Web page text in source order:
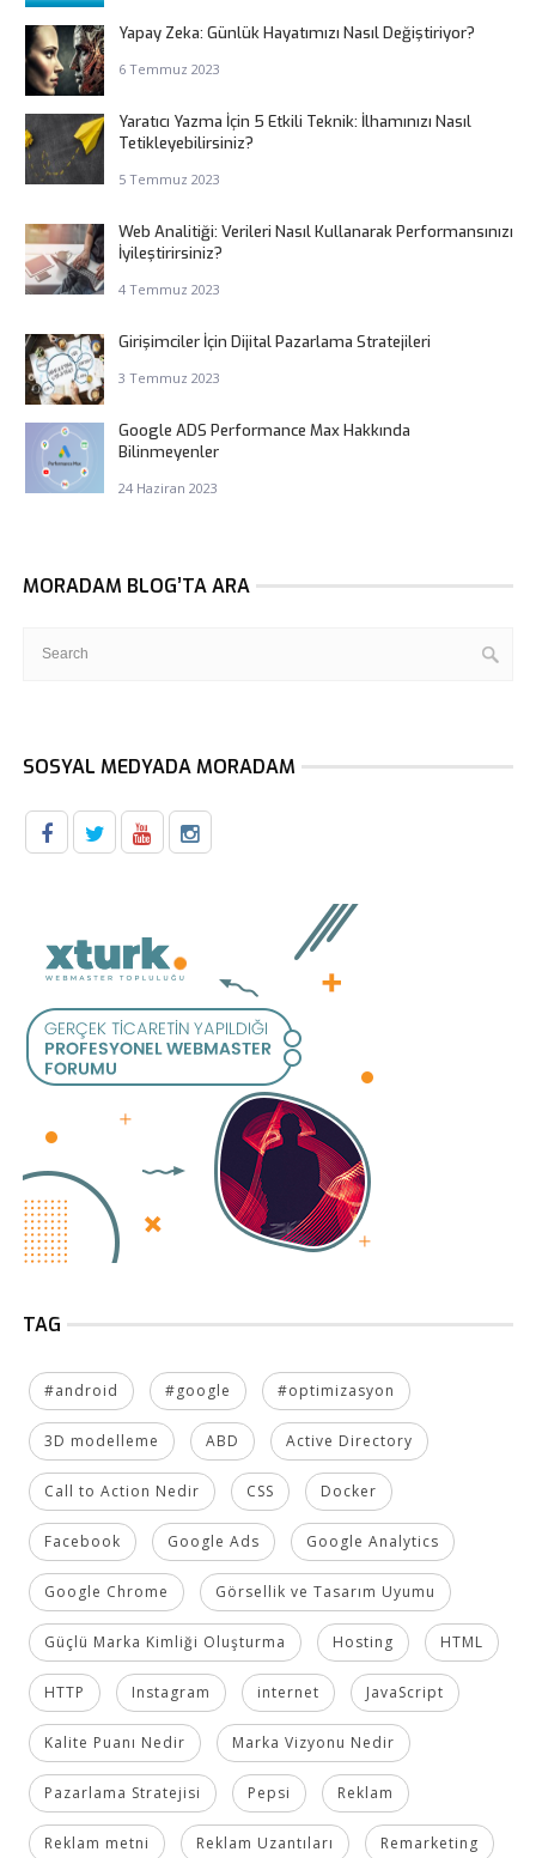
Yapay Zeka: Günlük Hayatımızı Nasıl Değiştiriyor?
6 Temmuz 2023
Yaratıcı Yazma İçin 5 Etkili Teknik: İlhamınızı Nasıl
Tetikleyebilirsiniz?
5 Temmuz 2023
Web Analitiği: Verileri Nasıl Kullanarak Performansınızı
İyileştirirsiniz?
4 Temmuz 2023
Girişimciler İçin Dijital Pazarlama Stratejileri
3 Temmuz 2023
Google ADS Performance Max Hakkında
Bilinmeyenler
24 Haziran 2023
MORADAM BLOG’TA ARA
SOSYAL MEDYADA MORADAM
TAG
#android #google #optimizasyon
3D modelleme ABD Active Directory
Call to Action Nedir CSS Docker
Facebook Google Ads Google Analytics
Google Chrome Görsellik ve Tasarım Uyumu
Güçlü Marka Kimliği Oluşturma Hosting HTML
HTTP Instagram internet JavaScript
Kalite Puanı Nedir Marka Vizyonu Nedir
Pazarlama Stratejisi Pepsi Reklam
Reklam metni Reklam Uzantıları Remarketing